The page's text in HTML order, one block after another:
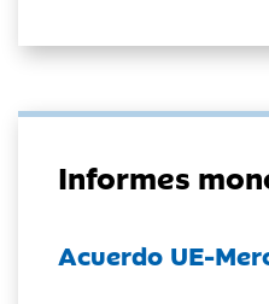
Informes
Acuerdo UE-